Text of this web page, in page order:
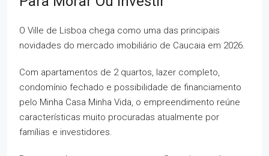
O Ville de Lisboa chega como uma das principais
novidades do mercado imobiliário de Caucaia em 2026.
Com apartamentos de 2 quartos, lazer completo,
condomínio fechado e possibilidade de financiamento
pelo Minha Casa Minha Vida, o empreendimento reúne
características muito procuradas atualmente por
famílias e investidores.